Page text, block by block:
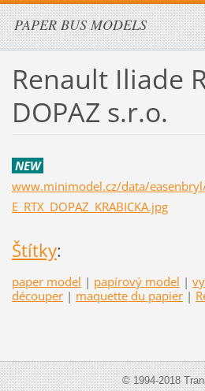
PAPER BUS MODELS
Renault Iliade
DOPAZ s.r.o.
NEW
www.minimodel.cz/data/
E_RTX_DOPAZ_KRABICKA.jpg
Štítky:
paper model | papírový model |
découper | maquette du papier |
© 1994-2018